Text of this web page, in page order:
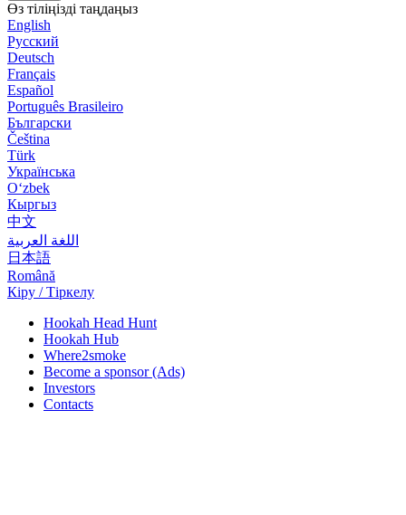
Өз тіліңізді таңдаңыз
English
Русский
Deutsch
Français
Español
Português Brasileiro
Български
Čeština
Türk
Українська
Оʻzbek
Кыргыз
中文
اللغة العربية
日本語
Română
Кіру / Тіркелу
Hookah Head Hunt
Hookah Hub
Where2smoke
Become a sponsor (Ads)
Investors
Contacts